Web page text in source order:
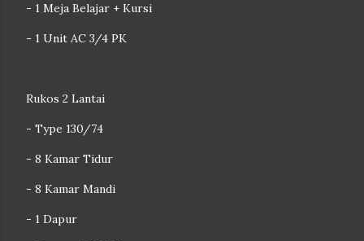
- 1 Meja Belajar + Kursi
- 1 Unit AC 3/4 PK
Rukos 2 Lantai
- Type 130/74
- 8 Kamar Tidur
- 8 Kamar Mandi
- 1 Dapur